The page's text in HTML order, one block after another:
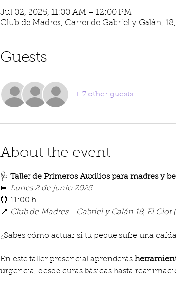
Jul 02, 2025, 11:00 AM – 12:00 PM
Club de Madres, Carrer de Gabriel y Galán,
Guests
+ 7 other guests
About the event
🩺 Taller de Primeros Auxilios para madres y
📅 Lunes 2 de junio 2025
⏰ 11:00 h
📍 Club de Madres - Gabriel y Galán 18, El Clot
¿Sabes cómo actuar si tu peque sufre una
En este taller presencial aprenderás
urgencia, desde curas básicas hasta